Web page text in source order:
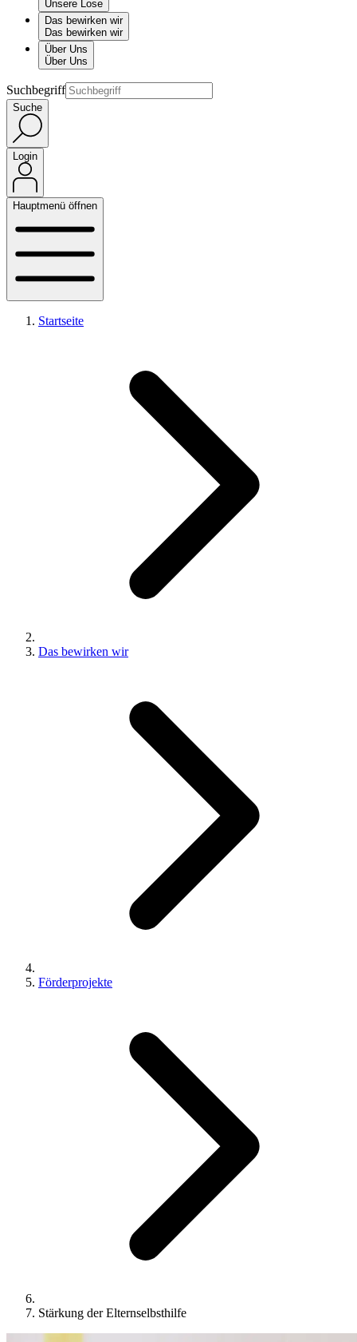
Unsere Lose
Das bewirken wir
Das bewirken wir
Über Uns
Über Uns
Suchbegriff
Suche
Login
Hauptmenü öffnen
Startseite
Das bewirken wir
Förderprojekte
Stärkung der Elternselbsthilfe